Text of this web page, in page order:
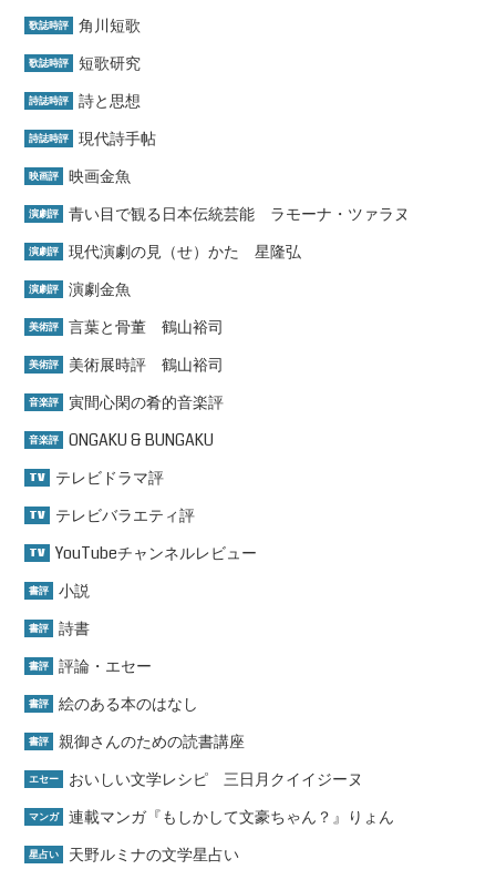
歌誌時評 角川短歌
歌誌時評 短歌研究
詩誌時評 詩と思想
詩誌時評 現代詩手帖
映画評 映画金魚
演劇評 青い目で観る日本伝統芸能 ラモーナ・ツァラヌ
演劇評 現代演劇の見（せ）かた 星隆弘
演劇評 演劇金魚
美術評 言葉と骨董 鶴山裕司
美術評 美術展時評 鶴山裕司
音楽評 寅間心閑の肴的音楽評
音楽評 ONGAKU & BUNGAKU
TV テレビドラマ評
TV テレビバラエティ評
TV YouTubeチャンネルレビュー
書評 小説
書評 詩書
書評 評論・エセー
書評 絵のある本のはなし
書評 親御さんのための読書講座
エセー おいしい文学レシピ 三日月クイイジーヌ
マンガ 連載マンガ『もしかして文豪ちゃん？』りょん
星占い 天野ルミナの文学星占い